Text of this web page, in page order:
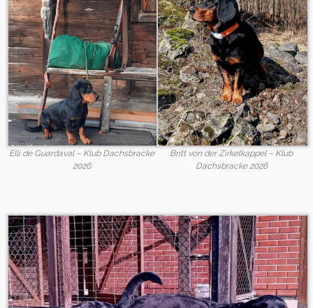
Elli de Guardaval – Klub Dachsbracke
2026
Britt von der Zirkelkappel – Klub
Dachsbracke 2026